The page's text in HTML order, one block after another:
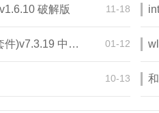
破解版 11-18
polaris office(办公自动化套件)v7.3.19 中文版 01-12
10-13